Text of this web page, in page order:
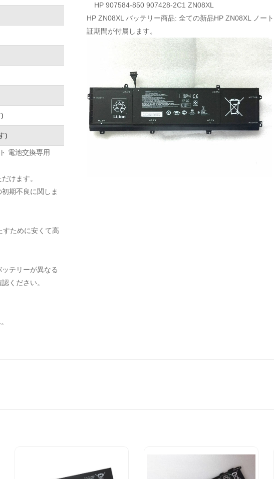
)
電池交換専用
けます。
期不良に関しま
すために安くて高
テリーが異なる
ください。
HP 907584-850 907428-2C1 ZN08XL
HP ZN08XL バッテリー商品: 全ての新品HP ZN08XL ノー
証期間が付属します。